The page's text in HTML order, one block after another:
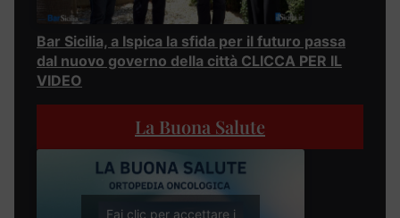
Bar Sicilia, a Ispica la sfida per il futuro passa
dal nuovo governo della città CLICCA PER IL
VIDEO
La Buona Salute
Fai clic per accettare i